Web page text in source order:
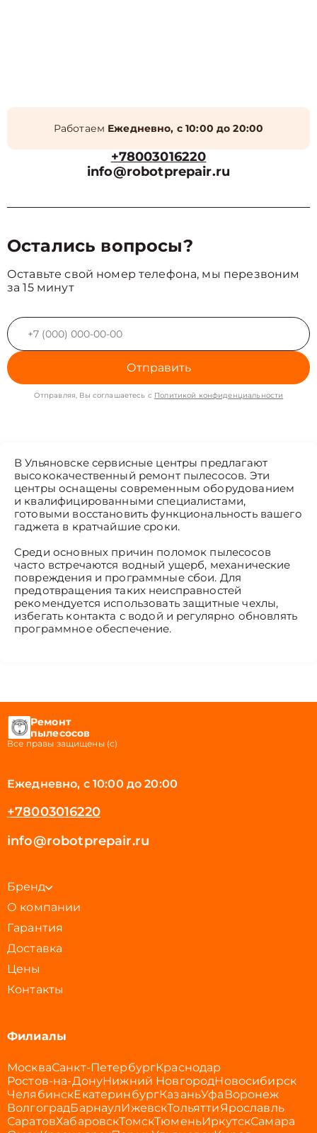
Работаем Ежедневно, с 10:00 до 20:00
+78003016220
info@robotprepair.ru
Остались вопросы?
Оставьте свой номер телефона, мы перезвоним
за 15 минут
Отправить
Отправляя, Вы соглашаетесь с Политикой конфиденциальности
В Ульяновске сервисные центры предлагают
высококачественный ремонт пылесосов. Эти
центры оснащены современным оборудованием
и квалифицированными специалистами,
готовыми восстановить функциональность вашего
гаджета в кратчайшие сроки.
Среди основных причин поломок пылесосов
часто встречаются водный ущерб, механические
повреждения и программные сбои. Для
предотвращения таких неисправностей
рекомендуется использовать защитные чехлы,
избегать контакта с водой и регулярно обновлять
программное обеспечение.
Ремонт
пылесосов
Все правы защищены (с)
Ежедневно, с 10:00 до 20:00
+78003016220
info@robotprepair.ru
Бренд
О компании
Гарантия
Доставка
Цены
Контакты
Филиалы
МоскваСанкт-ПетербургКраснодар
Ростов-на-ДонуНижний НовгородНовосибирск
ЧелябинскЕкатеринбургКазаньУфаВоронеж
ВолгоградБарнаулИжевскТольяттиЯрославль
СаратовХабаровскТомскТюменьИркутскСамара